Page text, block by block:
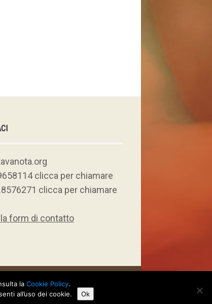
clicca per chiamare
clicca per chiamare
form di contatto
la Cookie Policy.
all’uso dei cookie.
Ok